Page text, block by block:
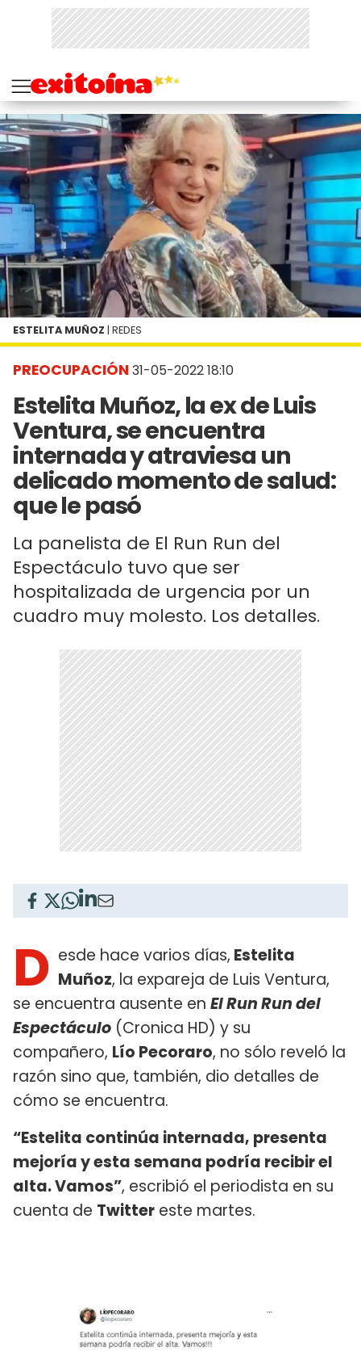
PREOCUPACIÓN 31-05-2022 18:10
Estelita Muñoz, la ex de Luis
Ventura, se encuentra
internada y atraviesa un
delicado momento de salud:
que le pasó
La panelista de El Run Run del
Espectáculo tuvo que ser
hospitalizada de urgencia por un
cuadro muy molesto. Los detalles.
ESTELITA MUÑOZ | REDES
D esde hace varios días, Estelita
Muñoz, la expareja de Luis Ventura,
se encuentra ausente en El Run Run del
Espectáculo (Cronica HD) y su
compañero, Lío Pecoraro, no sólo reveló la
razón sino que, también, dio detalles de
cómo se encuentra.
“Estelita continúa internada, presenta
mejoría y esta semana podría recibir el
alta. Vamos”, escribió el periodista en su
cuenta de Twitter este martes.